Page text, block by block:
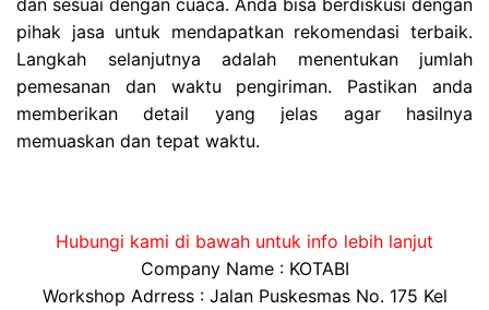
dan sesuai dengan cuaca. Anda bisa berdiskusi dengan
pihak jasa untuk mendapatkan rekomendasi terbaik.
Langkah selanjutnya adalah menentukan jumlah
pemesanan dan waktu pengiriman. Pastikan anda
memberikan detail yang jelas agar hasilnya
memuaskan dan tepat waktu.
Hubungi kami di bawah untuk info lebih lanjut
Company Name : KOTABI
Workshop Adrress : Jalan Puskesmas No. 175 Kel